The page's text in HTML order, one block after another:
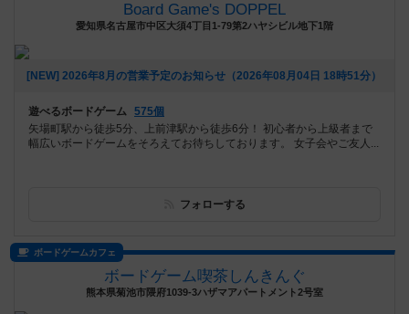
Board Game's DOPPEL
愛知県名古屋市中区大須4丁目1-79第2ハヤシビル地下1階
[NEW] 2026年8月の営業予定のお知らせ（2026年08月04日 18時51分）
遊べるボードゲーム 575個
矢場町駅から徒歩5分、上前津駅から徒歩6分！ 初心者から上級者まで
幅広いボードゲームをそろえてお待ちしております。 女子会やご友人...
フォローする
ボードゲームカフェ
ボードゲーム喫茶しんきんぐ
熊本県菊池市隈府1039-3ハザマアパートメント2号室